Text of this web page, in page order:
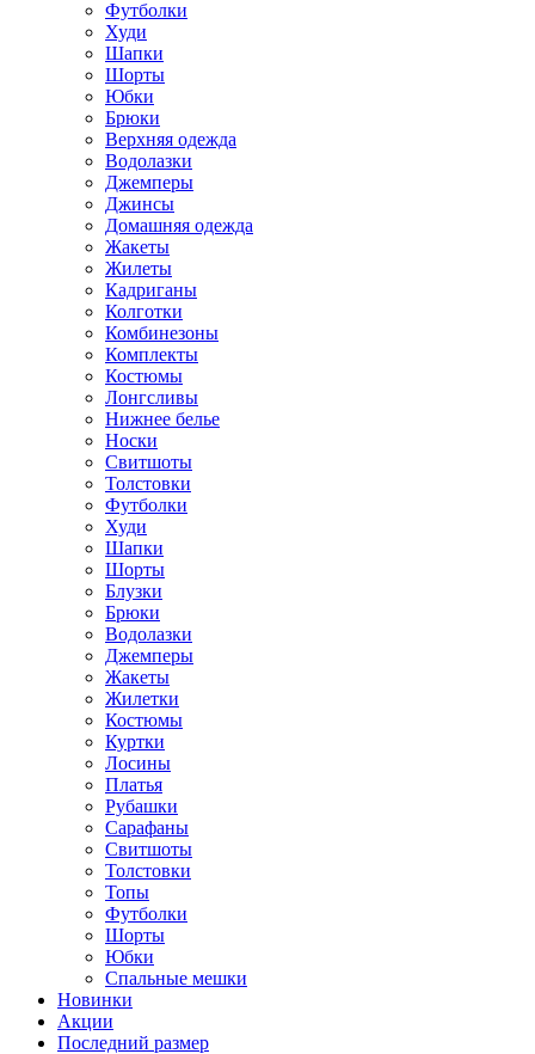
Футболки
Худи
Шапки
Шорты
Юбки
Брюки
Верхняя одежда
Водолазки
Джемперы
Джинсы
Домашняя одежда
Жакеты
Жилеты
Кадриганы
Колготки
Комбинезоны
Комплекты
Костюмы
Лонгсливы
Нижнее белье
Носки
Свитшоты
Толстовки
Футболки
Худи
Шапки
Шорты
Блузки
Брюки
Водолазки
Джемперы
Жакеты
Жилетки
Костюмы
Куртки
Лосины
Платья
Рубашки
Сарафаны
Свитшоты
Толстовки
Топы
Футболки
Шорты
Юбки
Спальные мешки
Новинки
Акции
Последний размер